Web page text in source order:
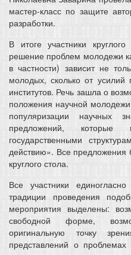
мастер-класс по защите
разработки.
В итоге участники
решение проблем молодежи
в частности) зависит не
молодых, сколько от усилий
институтов. Речь зашла о
положения научной
популяризации научных
предложений, которые
государственными
действию». Все
круглого стола.
Все участники
традиции проведения
мероприятия выделены:
свободной форме,
оригинальную точку
представлений о